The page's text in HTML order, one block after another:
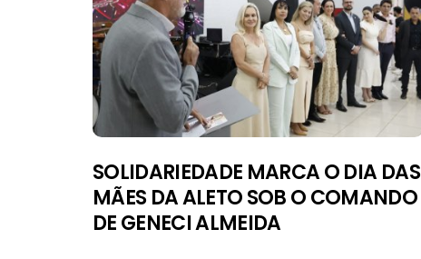
SOLIDARIEDADE MARCA O DIA DAS
MÃES DA ALETO SOB O COMANDO
DE GENECI ALMEIDA